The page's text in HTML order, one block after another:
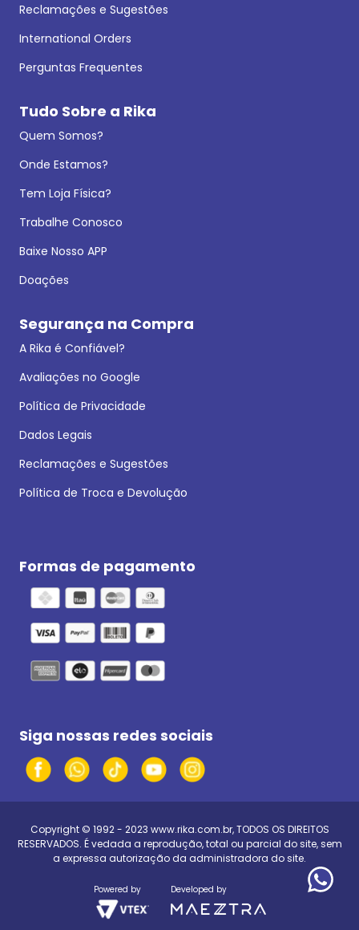
Reclamações e Sugestões
International Orders
Perguntas Frequentes
Tudo Sobre a Rika
Quem Somos?
Onde Estamos?
Tem Loja Física?
Trabalhe Conosco
Baixe Nosso APP
Doações
Segurança na Compra
A Rika é Confiável?
Avaliações no Google
Política de Privacidade
Dados Legais
Reclamações e Sugestões
Política de Troca e Devolução
Formas de pagamento
Siga nossas redes sociais
Copyright © 1992 - 2023 www.rika.com.br, TODOS OS DIREITOS
RESERVADOS. É vedada a reprodução, total ou parcial do site, sem
a expressa autorização da administradora do site.
Powered by Developed by